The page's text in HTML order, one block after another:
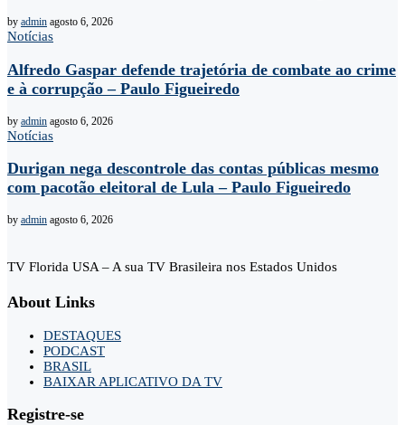
by admin agosto 6, 2026
Notícias
Alfredo Gaspar defende trajetória de combate ao crime
e à corrupção – Paulo Figueiredo
by admin agosto 6, 2026
Notícias
Durigan nega descontrole das contas públicas mesmo
com pacotão eleitoral de Lula – Paulo Figueiredo
by admin agosto 6, 2026
TV Florida USA – A sua TV Brasileira nos Estados Unidos
About Links
DESTAQUES
PODCAST
BRASIL
BAIXAR APLICATIVO DA TV
Registre-se